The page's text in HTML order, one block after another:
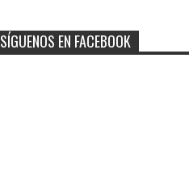
SÍGUENOS EN FACEBOOK